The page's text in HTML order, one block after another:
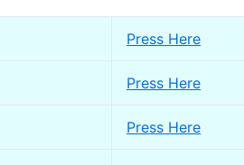
Press Here
Press Here
Press Here